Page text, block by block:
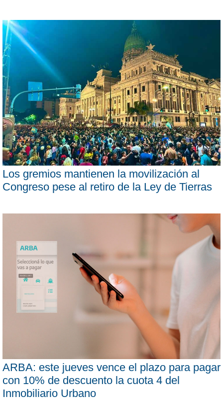
Los gremios mantienen la movilización al
Congreso pese al retiro de la Ley de Tierras
ARBA: este jueves vence el plazo para pagar
con 10% de descuento la cuota 4 del
Inmobiliario Urbano